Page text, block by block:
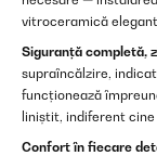
vitroceramică
Siguranță completă,
supraîncălzire,
funcționează
liniștit, indiferent
Confort în fiecare